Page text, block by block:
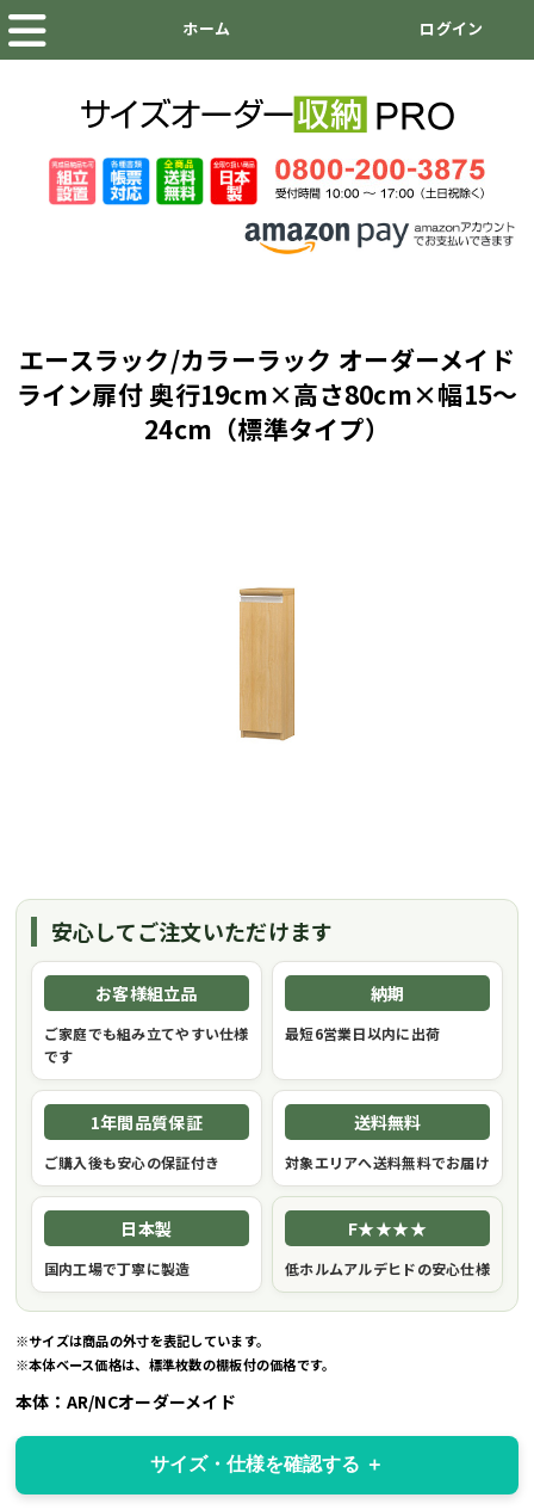
エースラック/カラーラック オーダーメイド
ライン扉付 奥行19cm×高さ80cm×幅15～
24cm（標準タイプ）
安心してご注文いただけます
お客様組立品
ご家庭でも組み立てやすい仕様
です
納期
最短6営業日以内に出荷
1年間品質保証
ご購入後も安心の保証付き
送料無料
対象エリアへ送料無料でお届け
日本製
国内工場で丁寧に製造
F★★★★
低ホルムアルデヒドの安心仕様
※サイズは商品の外寸を表記しています。
※本体ベース価格は、標準枚数の棚板付の価格です。
本体：AR/NCオーダーメイド
サイズ・仕様を確認する